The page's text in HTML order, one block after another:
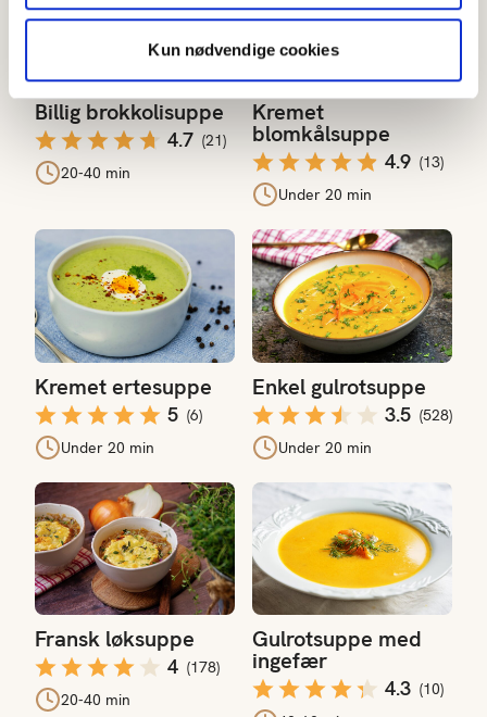
Kun nødvendige cookies
Billig brokkolisuppe
4.7 (21)
20-40 min
Kremet
blomkålsuppe
4.9 (13)
Under 20 min
Kremet ertesuppe
5 (6)
Under 20 min
Kremet ertesuppe
Enkel gulrotsuppe
3.5 (528)
Under 20 min
Enkel gulrotsuppe
Fransk løksuppe
4 (178)
20-40 min
Fransk løksuppe
Gulrotsuppe med
ingefær
4.3 (10)
Gulrotsuppe med ingefær